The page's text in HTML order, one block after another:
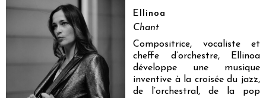
Ellinoa
Chant
Compositrice, vocaliste et
cheffe d’orchestre, Ellinoa
développe une musique
inventive à la croisée du jazz,
de l’orchestral, de la pop